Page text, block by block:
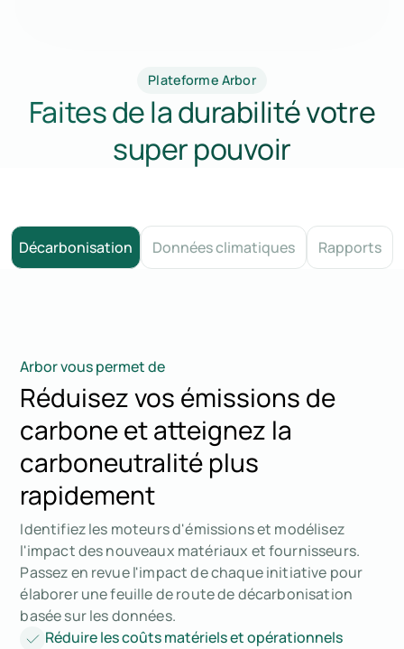
Plateforme Arbor
Faites de la durabilité votre
super pouvoir
Décarbonisation Données climatiques Rapports
Arbor vous permet de
Réduisez vos émissions de
carbone et atteignez la
carboneutralité plus
rapidement
Identifiez les moteurs d'émissions et modélisez
l'impact des nouveaux matériaux et fournisseurs.
Passez en revue l'impact de chaque initiative pour
élaborer une feuille de route de décarbonisation
basée sur les données.
Réduire les coûts matériels et opérationnels